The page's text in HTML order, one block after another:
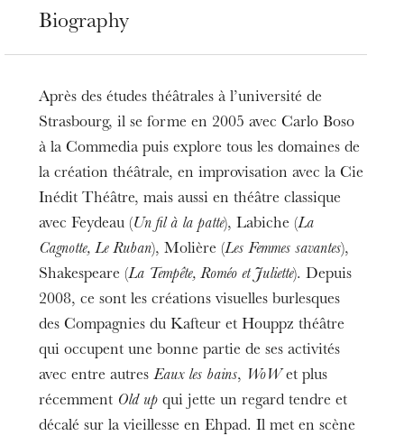
Biography
Après des études théâtrales à l’université de
Strasbourg, il se forme en 2005 avec Carlo Boso
à la Commedia puis explore tous les domaines de
la création théâtrale, en improvisation avec la Cie
Inédit Théâtre, mais aussi en théâtre classique
avec Feydeau (Un fil à la patte), Labiche (La
Cagnotte, Le Ruban), Molière (Les Femmes savantes),
Shakespeare (La Tempête, Roméo et Juliette). Depuis
2008, ce sont les créations visuelles burlesques
des Compagnies du Kafteur et Houppz théâtre
qui occupent une bonne partie de ses activités
avec entre autresEaux les bains, WoW et plus
récemment Old up qui jette un regard tendre et
décalé sur la vieillesse en Ehpad. Il met en scène